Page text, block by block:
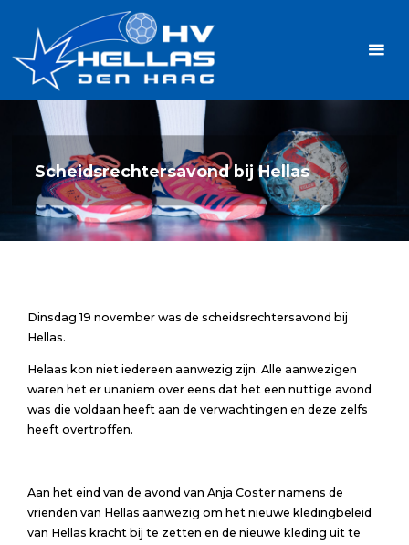
inhoud
Scheidsrechtersavond bij Hellas
Dinsdag 19 november was de scheidsrechtersavond bij
Hellas.
Helaas kon niet iedereen aanwezig zijn. Alle aanwezigen
waren het er unaniem over eens dat het een nuttige avond
was die voldaan heeft aan de verwachtingen en deze zelfs
heeft overtroffen.
Aan het eind van de avond van Anja Coster namens de
vrienden van Hellas aanwezig om het nieuwe kledingbeleid
van Hellas kracht bij te zetten en de nieuwe kleding uit te